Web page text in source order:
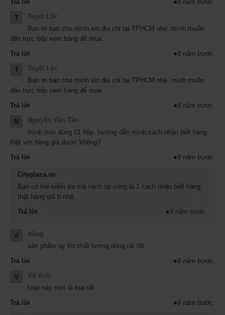
Đóng gói:Hộp giấy có2 hộp nhỏ, mỗi hộp nhỏ1000 viên
Hãng sản xuất: DIC Life Tech Co., Ltd.
Giới thiệu sản phẩmtảo vàng 2000 viên Nhật Bản:
Sắc đẹp, sức khỏe, tuổi thanh xuân là những bí mật mà mọi
người đều khao khát. Tảo Spirulina EX Nhật Bản 2000 viên
có chứa các thành phần dinh dưỡng vô cùng quan trọng đối
với cơ thể, dành cho những người muốn tìm kiếm một loại
thực phẩm chức năng có nhiều công dụng.
nhau của các loại rau màu xanh lá cây và màu vàng, là một
loại thực phẩm bổ sung protein chất lượng cao giúp cơ thể
United Nations UNIDO (Tổ chức Phát triển Công nghiệp Liên
phần thiết yếu của chế độ ăn uống trong tương lai", tổ chức
Spirulina - Là một thực phẩm thú vị, chứa đầy đủ chất sắt,
protein,... có thể dùng để cung cấp dinh dưỡng cho trẻ em"
đó là các nhận xét mà Tảo xoắn Spirulina đã nhận được.
danh sách FDA GRAS (thực phẩm an toàn và thiết yếu): "Tảo
vàng cao cấp Spirulina EX có chứa các collagen và vi khuẩn
Trả lời ●8 năm trước.
T
Tuyết Lộc
Bạn ơi bạn cho mình xin địa chỉ tại TPHCM nhé. mình muốn
đến trực tiếp xem hàng để mua.
Trả lời
●8 năm trước.
T
Tuyết Lộc
Bạn ơi bạn cho mình xin địa chỉ tại TPHCM nhé. mình muốn
đến trực tiếp xem hàng để mua.
Trả lời
●8 năm trước.
N
Nguyễn Văn Tân
mình mới dùng 01 hộp, hướng dẫn mình cách nhận biết hàng
thật với hàng giả được không?
Trả lời
●9 năm trước.
Cityplaza.vn
Bạn có thể kiểm tra mã vạch sp cũng là 1 cách nhận biết hàng
thật hàng giả b nhé.
Trả lời
●9 năm trước.
d
dũng
sản phẩm uy tín chất lượng dùng rất tốt
Trả lời
●9 năm trước.
V
Vũ Anh
Loại này mới là loại tốt
Trả lời
●9 năm trước.